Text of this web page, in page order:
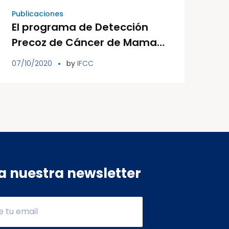
Publicaciones
El programa de Detección
Precoz de Cáncer de Mama
de Ib-Salut
07/10/2020 by IFCC
nuestra newsletter